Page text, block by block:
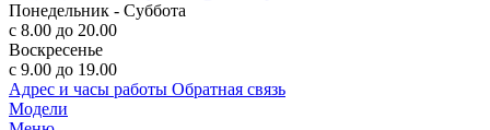
Понедельник - Суббота
с 8.00 до 20.00
Воскресенье
с 9.00 до 19.00
Адрес и часы работы Обратная связь
Модели